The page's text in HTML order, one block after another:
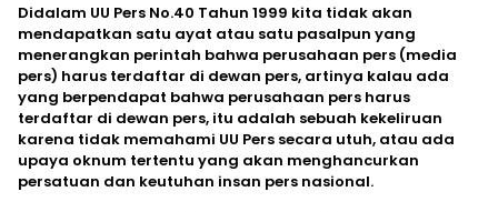
Didalam UU Pers No.40 Tahun 1999 kita tidak akan
mendapatkan satu ayat atau satu pasalpun yang
menerangkan perintah bahwa perusahaan pers (media
pers) harus terdaftar di dewan pers, artinya kalau ada
yang berpendapat bahwa perusahaan pers harus
terdaftar di dewan pers, itu adalah sebuah kekeliruan
karena tidak memahami UU Pers secara utuh, atau ada
upaya oknum tertentu yang akan menghancurkan
persatuan dan keutuhan insan pers nasional.